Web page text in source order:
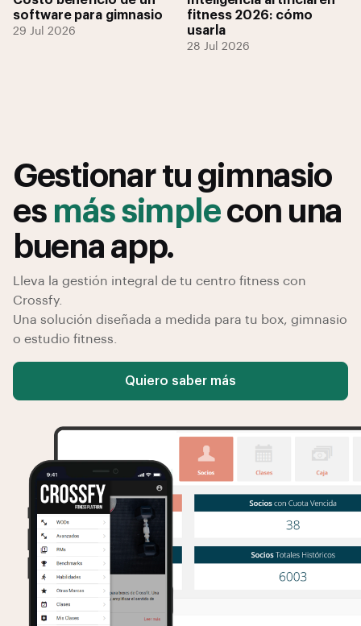
software para gimnasio
29 Jul 2026
fitness 2026: cómo
usarla
28 Jul 2026
Gestionar tu gimnasio
es más simplecon una
buena app.
Lleva la gestión integral de tu centro fitness con
Crossfy.
Una solución diseñada a medida para tu box, gimnasio
o estudio fitness.
Quiero saber más